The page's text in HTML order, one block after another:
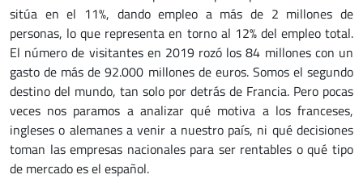
sitúa en el 11%, dando empleo a más de 2 millones de
personas, lo que representa en torno al 12% del empleo total.
El número de visitantes en 2019 rozó los 84 millones con un
gasto de más de 92.000 millones de euros. Somos el segundo
destino del mundo, tan solo por detrás de Francia. Pero pocas
veces nos paramos a analizar qué motiva a los franceses,
ingleses o alemanes a venir a nuestro país, ni qué decisiones
toman las empresas nacionales para ser rentables o qué tipo
de mercado es el español.